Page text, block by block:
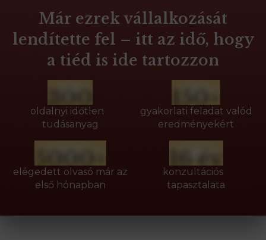
Már ezrek vállalkozását
lendítette fel – itt az idő, hogy
a tiéd is ide tartozzon
300
oldalnyi időtlen
tudásanyag
gyakorlati feladat valód
eredményekért
5000+
elégedett olvasó már az
első hónapban
16 év
konzultációs
tapasztalata